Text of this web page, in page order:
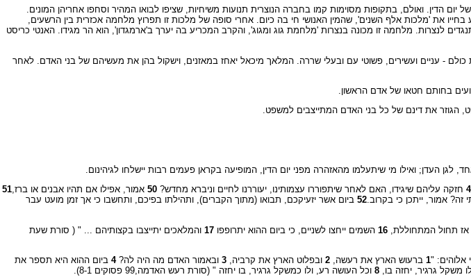
הדין. ואולם, בתקופות מסוימות קמו בחברה הנוצרית תנועות משיחיות, שציפו לבואו המהיר וסחפו אחריהן המונים.
בחייו את 'מלכות אלף השנים', שהמין האנושי חי בה כיום. אחרי סופה של מלכות זו תפרוץ מלחמה אכזרית בין הרשעים,
לנצרות. מלחמה זו מכונה בנצרות 'מלחמת גוג ומגוג', והקרב המכריע בה יערך ב'ארמגדון', הוא הר מגידו. האנטי כריסט
- עניים ועשירים, פשוטי עם ובעלי שררה. המלאך מיכאל יאחז במאזנים, וישקול בהן את מעשיהם של בני האדם. לאחר
בחותם חטאו של אדם הראשון.
הגוזר את דינם של כל בני האדם המתייצבים למשפט.
העדן; ואילו מי שיתעלמו מהאזהרה מפני יום הדין, המופיעה בקראן פעמים רבות יישלחו לגיהינום.
חזקה עליהם שיגידו, האם לאחר שיתפוררו עצמותינו, יעוררנו לחיים וניברא מחדש? 50 אמור, אפילו אם תהיו אבנים או ברז,51
זה? אמור, ייתכן כי בקרוב.52 ביום אשר יזעיקכם, תבואו (מתוך הקברים), ותהילתו בפיכם, ותחשבו כי אך זמן מועט עבר
אז תחול המתחוללת, 16 השמים ייחצו לשניים, כי ביום ההוא יתרופפו 17 והמלאכים יתייצבו בקצותיהם ... " ( סורת שעת
אלוהים: "1 ברעוש הארץ את רעשה, 2 ובפלוט הארץ את קרביה, 3 ובאמור האדם מה היה לה?4 ביום ההוא היא תספר את
משקל גרגיר, יחזה בו, 8 וכל העושה רע, ולו כמשקל גרגיר, בו יחזה " (סורת רעש האדמה,99 פסוקים 8-1).